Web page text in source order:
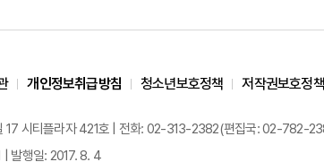
개인정보취급방침 청소년보호정책 저작권보호정책
17 시티플라자 421호 | 전화: 02-313-2382(편집국: 02-782-
발행일: 2017. 8. 4